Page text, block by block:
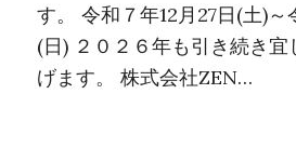
す。 令和７年12月27日(土)～
(日) ２０２６年も引き続き
げます。 株式会社ZEN…